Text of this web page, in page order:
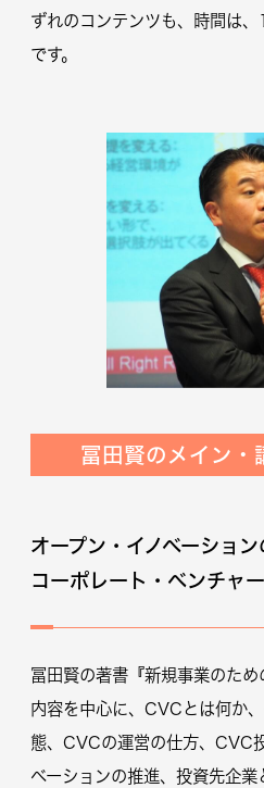
ずれのコンテンツも、時間は
です。
冨田賢のメイン・
オープン・イノベーショ
コーポレート・ベンチャ
冨田賢の著書『新規事業のた
内容を中心に、CVCとは何か
態、CVCの運営の仕方、CVC
ベーションの推進、投資先企